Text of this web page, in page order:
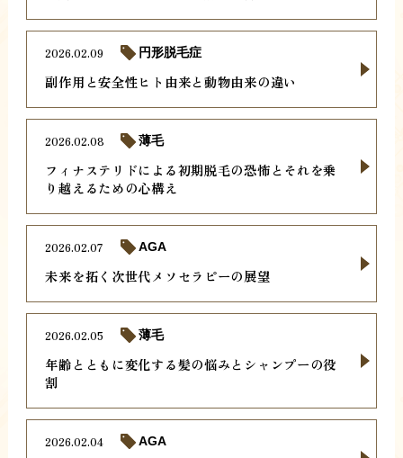
副作用と安全性ヒト由来と動物由来の違い
2026.02.09 円形脱毛症
フィナステリドによる初期脱毛の恐怖とそれを乗
り越えるための心構え
2026.02.08 薄毛
未来を拓く次世代メソセラピーの展望
2026.02.07 AGA
年齢とともに変化する髪の悩みとシャンプーの役
割
2026.02.05 薄毛
2026.02.04 AGA